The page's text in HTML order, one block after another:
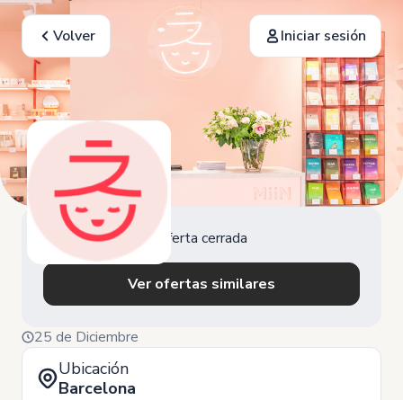
Volver Iniciar sesión
Oferta cerrada
Ver ofertas similares
25 de Diciembre
Ubicación
Barcelona